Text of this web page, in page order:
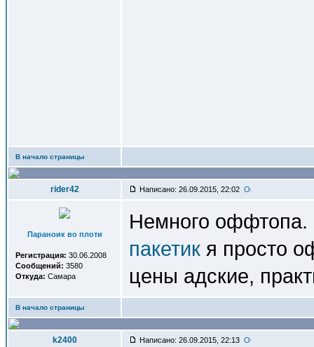
В начало страницы
rider42 Написано: 26.09.2015, 22:02
Параноик во плоти
Регистрация: 30.06.2008
Сообщений: 3580
Откуда: Самара
Немного оффтопа.
пакетик я просто
цены адские,
В начало страницы
k2400 Написано: 26.09.2015, 22:13